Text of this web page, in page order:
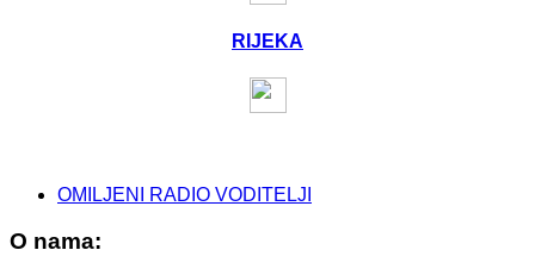
RIJEKA
OMILJENI RADIO VODITELJI
O nama: